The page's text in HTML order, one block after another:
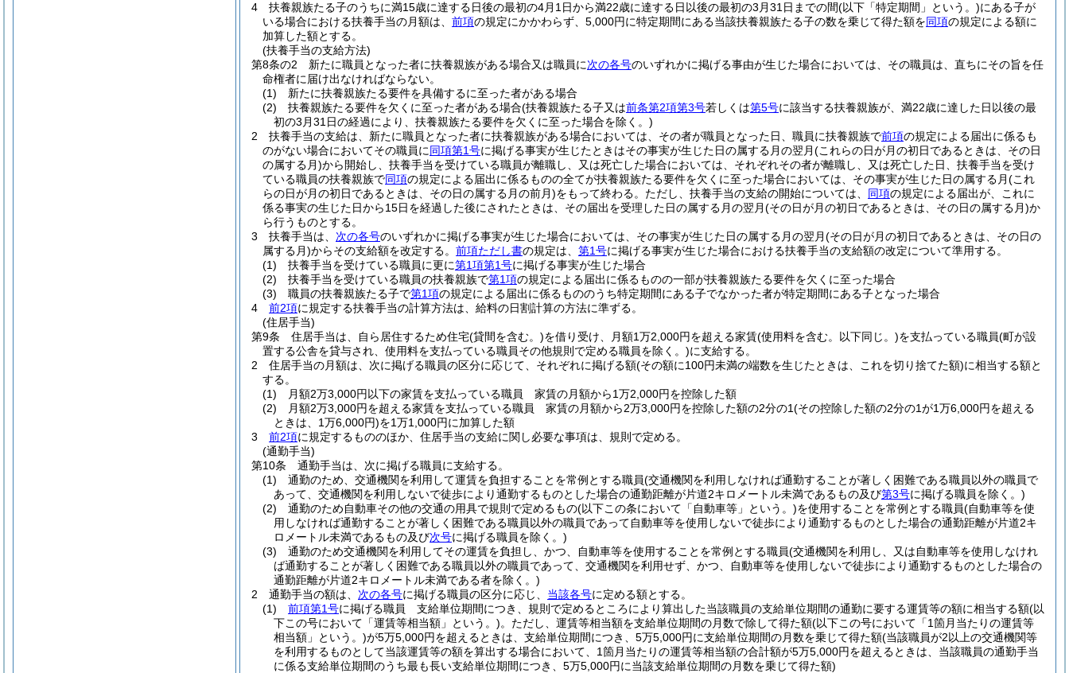
4
扶養親族たる子のうちに満15歳に達する日後の最初の4月1日から満22歳に達する日以後の最初の3月31日までの間(以下「特定期間」という。)にある子が
いる場合における扶養手当の月額は、 前項の規定にかかわらず、5,000円に特定期間にある当該扶養親族たる子の数を乗じて得た額を同項の規定による額に
加算した額とする。
(扶養手当の支給方法)
第8条の2
新たに職員となった者に扶養親族がある場合又は職員に次の各号のいずれかに掲げる事由が生じた場合においては、その職員は、直ちにその旨を任
命権者に届け出なければならない。
(1)
新たに扶養親族たる要件を具備するに至った者がある場合
(2)
扶養親族たる要件を欠くに至った者がある場合(扶養親族たる子又は前条第2項第3号若しくは第5号に該当する扶養親族が、満22歳に達した日以後の最
初の3月31日の経過により、扶養親族たる要件を欠くに至った場合を除く。)
2
扶養手当の支給は、新たに職員となった者に扶養親族がある場合においては、その者が職員となった日、職員に扶養親族で前項の規定による届出に係るも
のがない場合においてその職員に同項第1号に掲げる事実が生じたときはその事実が生じた日の属する月の翌月(これらの日が月の初日であるときは、その日
の属する月)から開始し、扶養手当を受けている職員が離職し、又は死亡した場合においては、それぞれその者が離職し、又は死亡した日、扶養手当を受け
ている職員の扶養親族で同項の規定による届出に係るものの全てが扶養親族たる要件を欠くに至った場合においては、その事実が生じた日の属する月(これ
らの日が月の初日であるときは、その日の属する月の前月)をもって終わる。 ただし、扶養手当の支給の開始については、 同項の規定による届出が、これに
係る事実の生じた日から15日を経過した後にされたときは、その届出を受理した日の属する月の翌月(その日が月の初日であるときは、その日の属する月)か
ら行うものとする。
3
扶養手当は、 次の各号のいずれかに掲げる事実が生じた場合においては、その事実が生じた日の属する月の翌月(その日が月の初日であるときは、その日の
属する月)からその支給額を改定する。 前項ただし書の規定は、 第1号に掲げる事実が生じた場合における扶養手当の支給額の改定について準用する。
(1)
扶養手当を受けている職員に更に第1項第1号に掲げる事実が生じた場合
(2)
扶養手当を受けている職員の扶養親族で第1項の規定による届出に係るものの一部が扶養親族たる要件を欠くに至った場合
(3)
職員の扶養親族たる子で第1項の規定による届出に係るもののうち特定期間にある子でなかった者が特定期間にある子となった場合
4
前2項に規定する扶養手当の計算方法は、給料の日割計算の方法に準ずる。
(住居手当)
第9条
住居手当は、自ら居住するため住宅(貸間を含む。)を借り受け、月額1万2,000円を超える家賃(使用料を含む。以下同じ。)を支払っている職員(町が設
置する公舎を貸与され、使用料を支払っている職員その他規則で定める職員を除く。)に支給する。
2
住居手当の月額は、次に掲げる職員の区分に応じて、それぞれに掲げる額(その額に100円未満の端数を生じたときは、これを切り捨てた額)に相当する額と
する。
(1)
月額2万3,000円以下の家賃を支払っている職員 家賃の月額から1万2,000円を控除した額
(2)
月額2万3,000円を超える家賃を支払っている職員 家賃の月額から2万3,000円を控除した額の2分の1(その控除した額の2分の1が1万6,000円を超える
ときは、1万6,000円)を1万1,000円に加算した額
3
前2項に規定するもののほか、住居手当の支給に関し必要な事項は、規則で定める。
(通勤手当)
第10条
通勤手当は、次に掲げる職員に支給する。
(1)
通勤のため、交通機関を利用して運賃を負担することを常例とする職員(交通機関を利用しなければ通勤することが著しく困難である職員以外の職員で
あって、交通機関を利用しないで徒歩により通勤するものとした場合の通勤距離が片道2キロメートル未満であるもの及び第3号に掲げる職員を除く。)
(2)
通勤のため自動車その他の交通の用具で規則で定めるもの(以下この条において「自動車等」という。)を使用することを常例とする職員(自動車等を使
用しなければ通勤することが著しく困難である職員以外の職員であって自動車等を使用しないで徒歩により通勤するものとした場合の通勤距離が片道2キ
ロメートル未満であるもの及び次号に掲げる職員を除く。)
(3)
通勤のため交通機関を利用してその運賃を負担し、かつ、自動車等を使用することを常例とする職員(交通機関を利用し、又は自動車等を使用しなけれ
ば通勤することが著しく困難である職員以外の職員であって、交通機関を利用せず、かつ、自動車等を使用しないで徒歩により通勤するものとした場合の
通勤距離が片道2キロメートル未満である者を除く。)
2
通勤手当の額は、 次の各号に掲げる職員の区分に応じ、 当該各号に定める額とする。
(1)
前項第1号に掲げる職員 支給単位期間につき、規則で定めるところにより算出した当該職員の支給単位期間の通勤に要する運賃等の額に相当する額(以
下この号において「運賃等相当額」という。)。 ただし、運賃等相当額を支給単位期間の月数で除して得た額(以下この号において「1箇月当たりの運賃等
相当額」という。)が5万5,000円を超えるときは、支給単位期間につき、5万5,000円に支給単位期間の月数を乗じて得た額(当該職員が2以上の交通機関等
を利用するものとして当該運賃等の額を算出する場合において、1箇月当たりの運賃等相当額の合計額が5万5,000円を超えるときは、当該職員の通勤手当
に係る支給単位期間のうち最も長い支給単位期間につき、5万5,000円に当該支給単位期間の月数を乗じて得た額)